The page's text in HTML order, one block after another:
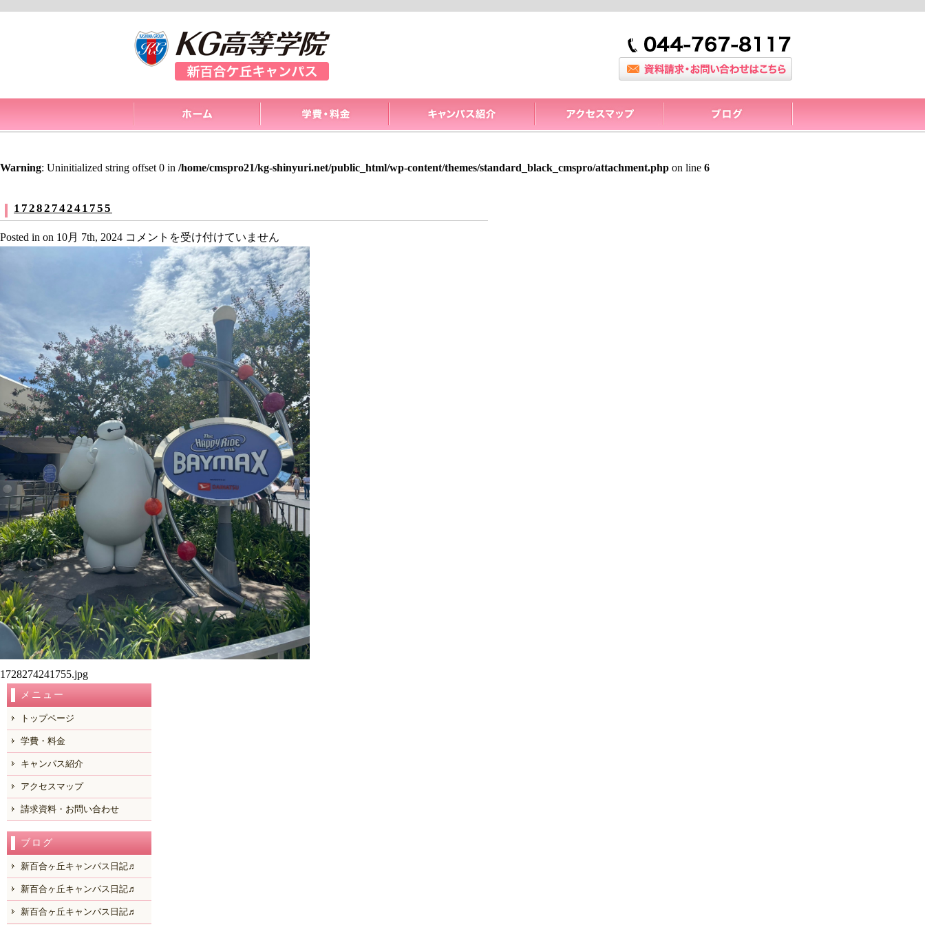
Warning: Uninitialized string offset 0 in /home/cmspro21/kg-shinyuri.net/public_html/wp-content/themes/standard_black_cmspro/attachment.php on line 6
1728274241755
Posted in on 10月 7th, 2024 1728274241755
コメントを受け付けていません
1728274241755.jpg
メニュー
トップページ
学費・料金
キャンパス紹介
アクセスマップ
請求資料・お問い合わせ
ブログ
新百合ヶ丘キャンパス日記♬
新百合ヶ丘キャンパス日記♬
新百合ヶ丘キャンパス日記♬